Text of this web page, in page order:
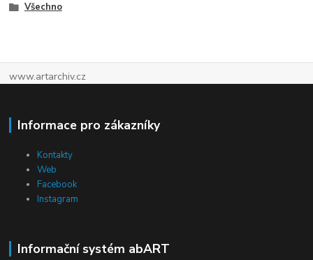
Všechno
www.artarchiv.cz
Informace pro zákazníky
Kontakty
Web
Facebook
Instagram
Informační systém abART